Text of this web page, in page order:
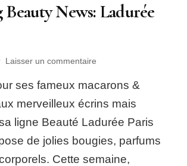
News: Ladurée
Laisser un commentaire
Beauty
Ladurée
Paris
ses fameux macarons &
merveilleux écrins mais
ligne Beauté Ladurée Paris
de jolies bougies, parfums
Cette semaine,